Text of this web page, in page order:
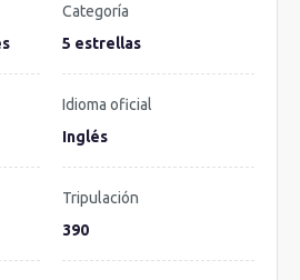
Categoría
5 estrellas
Idioma oficial
Inglés
Tripulación
390